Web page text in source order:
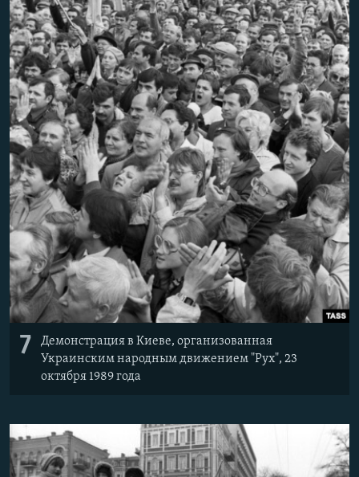
7
Демонстрация в Киеве, организованная
Украинским народным движением "Рух", 23
октября 1989 года